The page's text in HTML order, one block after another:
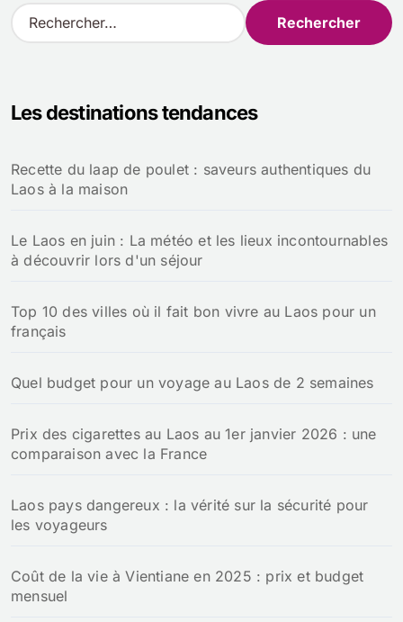
R
e
r
e
r
Les destinations tendances
Recette du laap de poulet : saveurs authentiques du
Laos à la maison
Le Laos en juin : La météo et les lieux incontournables
à découvrir lors d'un séjour
Top 10 des villes où il fait bon vivre au Laos pour un
français
Quel budget pour un voyage au Laos de 2 semaines
Prix des cigarettes au Laos au 1er janvier 2026 : une
comparaison avec la France
Laos pays dangereux : la vérité sur la sécurité pour
les voyageurs
Coût de la vie à Vientiane en 2025 : prix et budget
mensuel